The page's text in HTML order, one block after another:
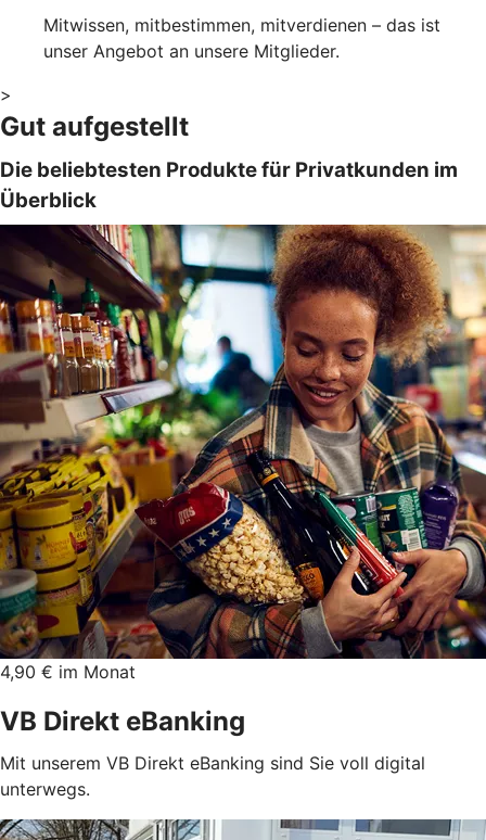
Mitwissen, mitbestimmen, mitverdienen – das ist
unser Angebot an unsere Mitglieder.
>
Gut aufgestellt
Die beliebtesten Produkte für Privatkunden im
Überblick
4,90 € im Monat
VB Direkt eBanking
Mit unserem VB Direkt eBanking sind Sie voll digital
unterwegs.